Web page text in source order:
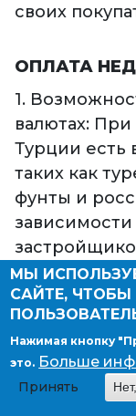
своих
ОПЛАТА
1.
валютах:
Турции есть
таких как
фунты и
зависимости
2. Указание
Стамбуле
долларах,
3. Выбор
Согласно
МЫ
САЙТЕ,
Нажимая кнопку
это. Больше
Принять